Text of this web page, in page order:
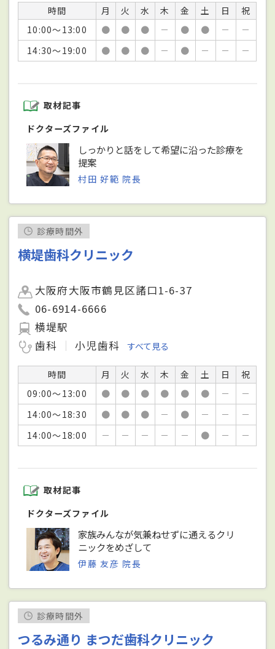
時間 月 火 水 木 金 土 日
祝
10:00～13:00
● ● ● － ● ● －
－
14:30～19:00
● ● ● － ● － － －
取材記事
ドクターズファイル
しっかりと話をして希望に沿った診療を
提案
村田 好範 院長
診療時間外
横堤歯科クリニック
大阪府大阪市鶴見区諸口1-6-37
06-6914-6666
横堤駅
歯科
小児歯科 すべて見る
時間 月 火 水 木 金 土 日
祝
09:00～13:00
● ● ● ● ● ● －
－
14:00～18:30
● ● ● － ● － －
－
14:00～18:00
－ － － － － ● － －
取材記事
ドクターズファイル
家族みんなが気兼ねせずに通えるクリ
ニックをめざして
伊藤 友彦 院長
診療時間外
つるみ通り まつだ歯科クリニック